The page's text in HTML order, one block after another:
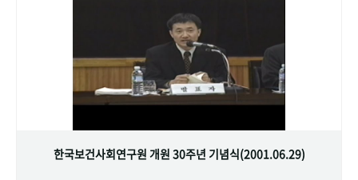
한국보건사회연구원 개원 30주년 기념식(2001.06.29)